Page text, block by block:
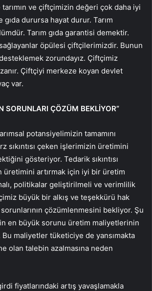
ve çiftçimizin değeri çok daha iyi
gıda durursa hayat durur. Tarım
Tarım gıda garantisi demektir.
öpülesi çiftçilerimizdir. Bunun
zorundayız. Çiftçimiz
Çiftçiyi merkeze koyan devlet
var.
SORUNLARI ÇÖZÜM BEKLİYOR”
potansiyelimizin tamamını
sıkıntısı çeken işlerimizin üretimini
gösteriyor. Tedarik sıkıntısı
üretimini artırmak için iyi bir üretim
politikalar geliştirilmeli ve verimlilik
büyük bir alkış ve teşekkürü hak
çözümlenmesini bekliyor. Şu
en büyük sorunu üretim maliyetlerinin
Bu maliyetler tüketiciye de yansımakta
olan talebin azalmasına neden
fiyatlarındaki artış yavaşlamakla